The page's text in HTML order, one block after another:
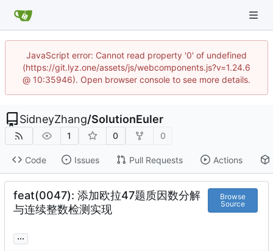
JavaScript error: Cannot read property '0' of undefined
(https://git.lyz.one/assets/js/webcomponents.js?v=1.24.6
@ 10:35946). Open browser console to see more details.
SidneyZhang/SolutionEuler
1 0 0
Code Issues Pull Requests Actions
feat(0047): 添加欧拉47题质因数分解
与连续整数检测实现
Browse
Source
...